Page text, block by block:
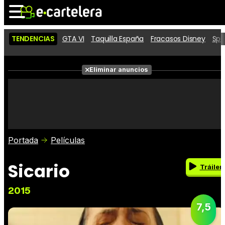
Noticias
Cartelera
Críticas
TENDENCIAS GTA VI Taquilla España Fracasos Disney
Eliminar anuncios
Portada Películas
Sicario
2015
Tráiler
7,5